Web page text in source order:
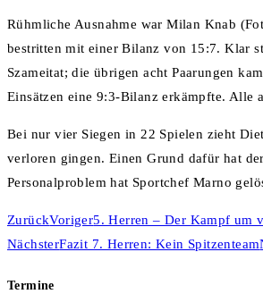
Rühmliche Ausnahme war Milan Knab
bestritten mit einer Bilanz von 15:7. Klar
Szameitat; die übrigen acht Paarungen
Einsätzen eine 9:3-Bilanz erkämpfte. Alle
Bei nur vier Siegen in 22 Spielen zieht
verloren gingen. Einen Grund dafür hat
Personalproblem hat Sportchef Marno
ZurückVoriger5. Herren – Der Kampf um
NächsterFazit 7. Herren: Kein Spitzenteam
Termine